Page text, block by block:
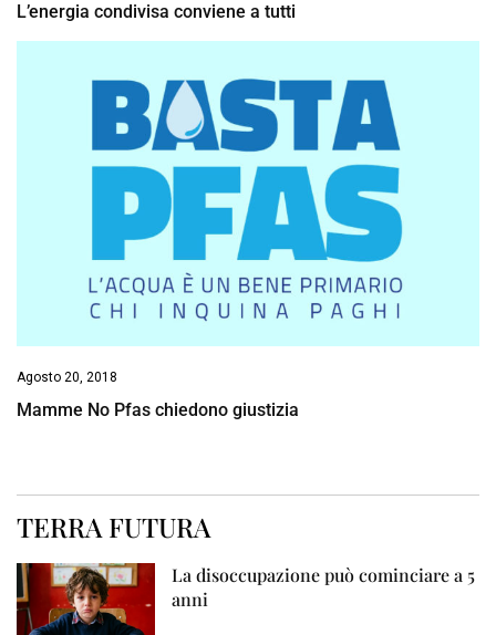
L’energia condivisa conviene a tutti
Agosto 20, 2018
Mamme No Pfas chiedono giustizia
TERRA FUTURA
La disoccupazione può cominciare a 5
anni